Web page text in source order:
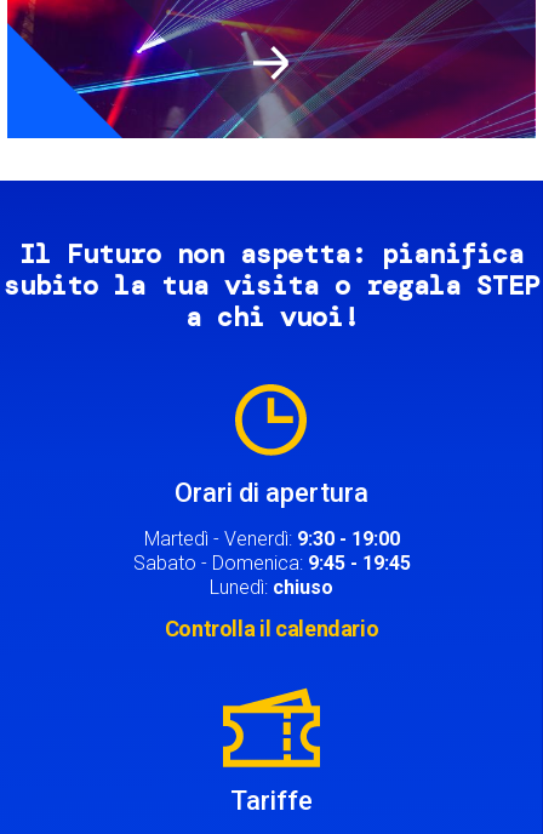
Il Futuro non aspetta: pianifica
subito la tua visita o regala STEP
a chi vuoi!
Orari di apertura
Martedì - Venerdì: 9:30 - 19:00
Sabato - Domenica: 9:45 - 19:45
Lunedì: chiuso
Controlla il calendario
Tariffe